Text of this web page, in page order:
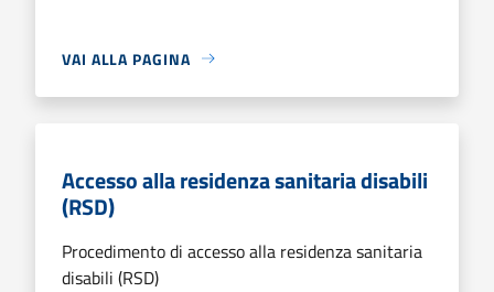
VAI ALLA PAGINA
Accesso alla residenza sanitaria disabili
(RSD)
Procedimento di accesso alla residenza sanitaria
disabili (RSD)